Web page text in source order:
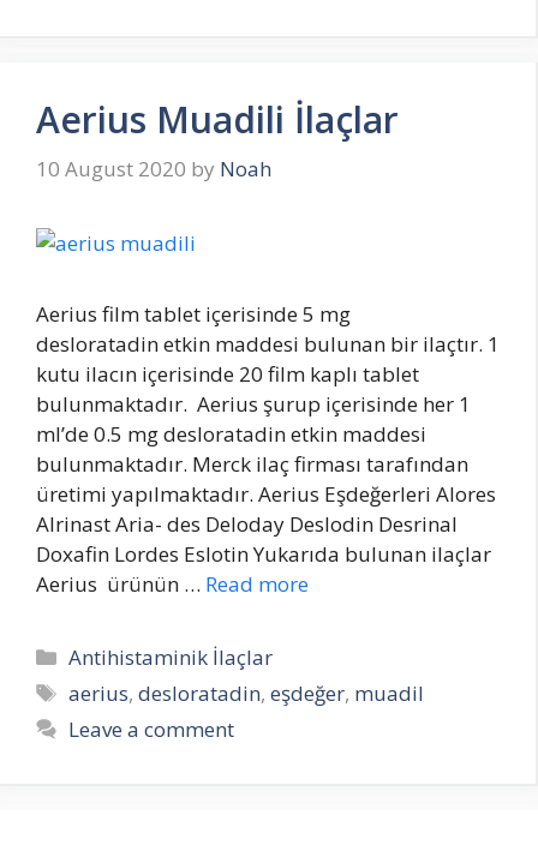
Aerius Muadili İlaçlar
10 August 2020 by Noah
Aerius film tablet içerisinde 5 mg
desloratadin etkin maddesi bulunan bir ilaçtır. 1
kutu ilacın içerisinde 20 film kaplı tablet
bulunmaktadır. Aerius şurup içerisinde her 1
ml’de 0.5 mg desloratadin etkin maddesi
bulunmaktadır. Merck ilaç firması tarafından
üretimi yapılmaktadır. Aerius Eşdeğerleri Alores
Alrinast Aria- des Deloday Deslodin Desrinal
Doxafin Lordes Eslotin Yukarıda bulunan ilaçlar
Aerius ürünün … Read more
Categories
Antihistaminik İlaçlar
Tags
aerius,desloratadin,eşdeğer, muadil
Leave a comment